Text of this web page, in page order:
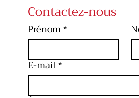
Contactez-nous
Prénom*
E-mail*